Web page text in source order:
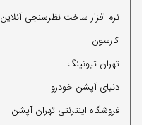
نرم افزار ساخت نظرسنجی آنلاین
كارسون
تهران تیونینگ
دنیای آپشن خودرو
فروشگاه اینترنتی تهران آپشن